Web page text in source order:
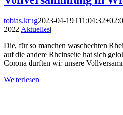
tobias.krug2023-04-
2022|Aktuelles|
Die, für so manchen waschechten
auf die andere Rheinseite hat sich
Corona durften wir unsere
Weiterlesen